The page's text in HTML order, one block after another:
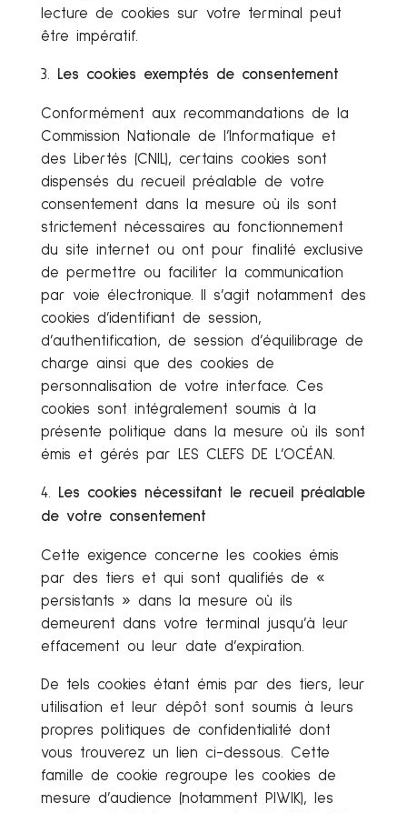
lecture de cookies sur votre terminal peut
être impératif.
Les cookies exemptés de consentement
Conformément aux recommandations de la
Commission Nationale de l’Informatique et
des Libertés (CNIL), certains cookies sont
dispensés du recueil préalable de votre
consentement dans la mesure où ils sont
strictement nécessaires au fonctionnement
du site internet ou ont pour finalité exclusive
de permettre ou faciliter la communication
par voie électronique. Il s’agit notamment des
cookies d’identifiant de session,
d’authentification, de session d’équilibrage de
charge ainsi que des cookies de
personnalisation de votre interface. Ces
cookies sont intégralement soumis à la
présente politique dans la mesure où ils sont
émis et gérés par LES CLEFS DE L’OCÉAN.
Les cookies nécessitant le recueil préalable
de votre consentement
Cette exigence concerne les cookies émis
par des tiers et qui sont qualifiés de «
persistants » dans la mesure où ils
demeurent dans votre terminal jusqu’à leur
effacement ou leur date d’expiration.
De tels cookies étant émis par des tiers, leur
utilisation et leur dépôt sont soumis à leurs
propres politiques de confidentialité dont
vous trouverez un lien ci-dessous. Cette
famille de cookie regroupe les cookies de
mesure d’audience (notamment PIWIK), les